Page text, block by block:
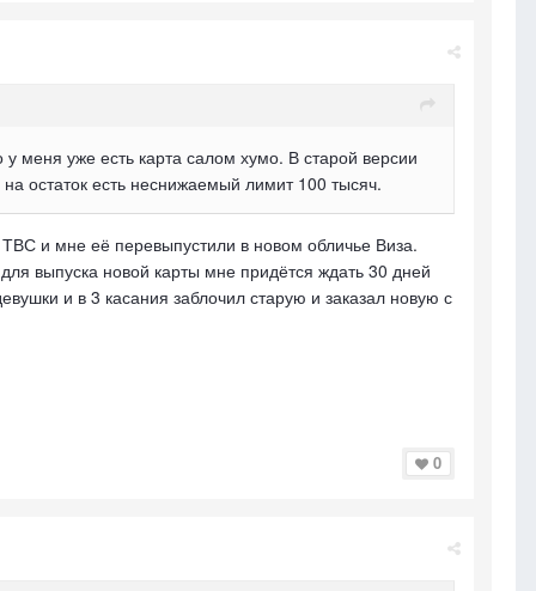
меня уже есть карта салом хумо. В старой версии
остаток есть неснижаемый лимит 100 тысяч.
и мне её перевыпустили в новом обличье Виза.
выпуска новой карты мне придётся ждать 30 дней
и в 3 касания заблочил старую и заказал новую с
0